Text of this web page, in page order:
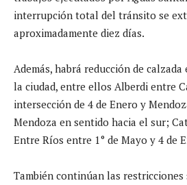
interrupción total del tránsito se
aproximadamente diez días.
Además, habrá reducción de
la ciudad, entre ellos Alberdi entre
intersección de 4 de Enero y
Mendoza en sentido hacia el sur;
Entre Ríos entre 1° de Mayo y 4 de
También continúan las